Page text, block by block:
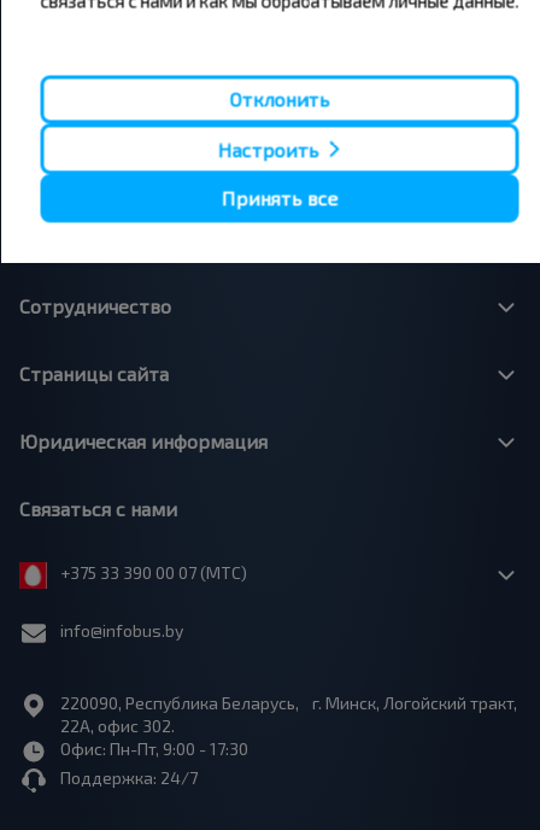
Минск - Вильнюс
Минск - Варшава
Минск - Москва
Сотрудничество
Страницы сайта
Юридическая информация
Связаться с нами
+375 33 390 00 07 (МТС)
info@infobus.by
220090, Республика Беларусь, г. Минск, Логойский тракт,
22А, офис 302.
Офис: Пн-Пт, 9:00 - 17:30
Поддержка: 24/7
Отклонить
Настроить
Принять все